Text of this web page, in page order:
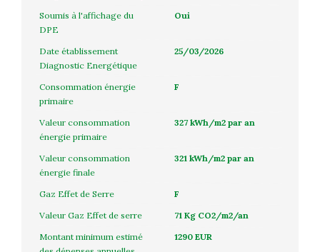
Soumis à l'affichage du
DPE
Oui
Date établissement
Diagnostic Energétique
25/03/2026
Consommation énergie
primaire
F
Valeur consommation
énergie primaire
327 kWh/m2 par an
Valeur consommation
énergie finale
321 kWh/m2 par an
Gaz Effet de Serre
F
Valeur Gaz Effet de serre
71 Kg CO2/m2/an
Montant minimum estimé
1290 EUR